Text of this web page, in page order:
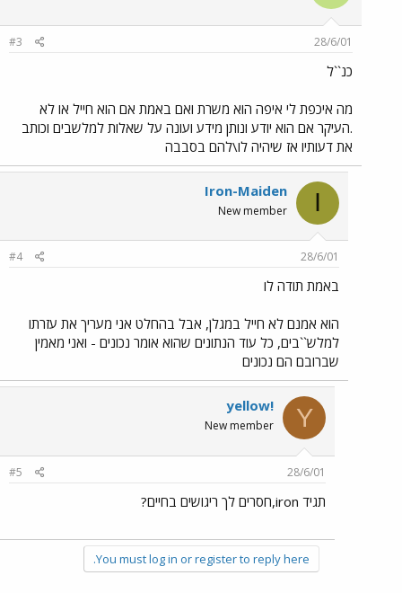
28/6/01
#3
כנ``ל
מה איכפת לי איפה הוא משרת ואם באמת אם הוא חייל או לא
.העיקר אם הוא יודע ונותן מידע ועונה על שאלות למלשבים וכותב
את דעותיו אז שיהיה לו\להם בסבבה
I
Iron-Maiden
New member
28/6/01
#4
באמת תודה לו
הוא אמנם לא חייל במגלן, אבל בהחלט אני מעריך את עזרתו
למלש``בים, כל עוד הנתונים שהוא אומר נכונים - ואני מאמין
שברובם הם נכונים
Y
yellow!
New member
28/6/01
#5
תגיד iron,חסרים לך ריגושים בחיים?
You must log in or register to reply here.